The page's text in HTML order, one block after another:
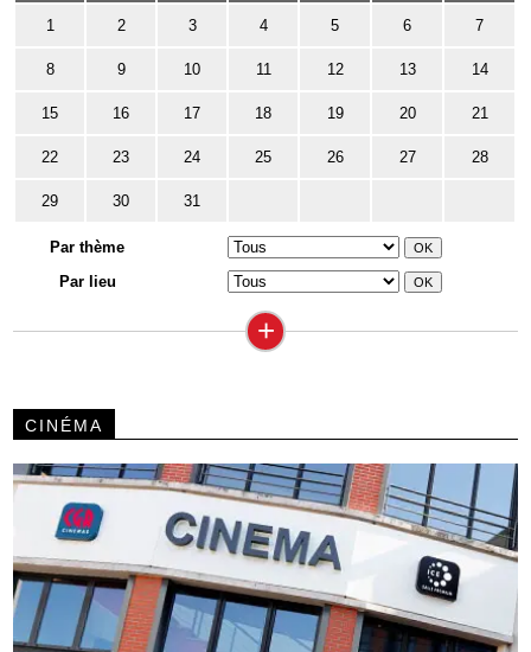
1 2 3 4 5 6 7
8 9 10 11 12 13 14
15 16 17 18 19 20 21
22 23 24 25 26 27 28
29 30 31
Par thème
Par lieu
+
CINÉMA